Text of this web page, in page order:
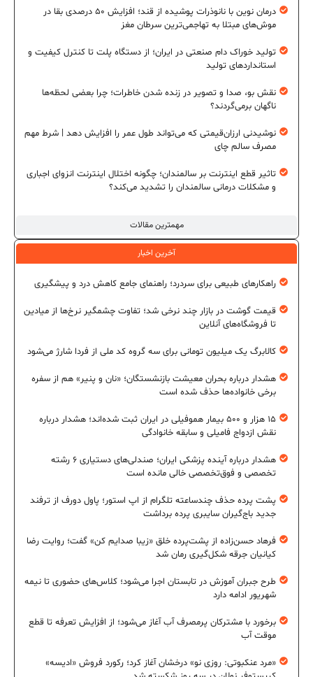
مهمترین مقالات
درمان نوین با نانوذرات پوشیده از قند؛ افزایش ۵۰ درصدی بقا در
موش‌های مبتلا به تهاجمی‌ترین سرطان مغز
تولید خوراک دام صنعتی در ایران؛ از دستگاه پلت تا کنترل کیفیت و
استانداردهای تولید
نقش بو، صدا و تصویر در زنده شدن خاطرات؛ چرا بعضی لحظه‌ها
ناگهان برمی‌گردند؟
نوشیدنی ارزان‌قیمتی که می‌تواند طول عمر را افزایش دهد | شرط مهم
مصرف سالم چای
تاثیر قطع اینترنت بر سالمندان؛ چگونه اختلال اینترنت انزوای اجباری
و مشکلات درمانی سالمندان را تشدید می‌کند؟
آخرین اخبار
راهکارهای طبیعی برای سردرد؛ راهنمای جامع کاهش درد و پیشگیری
قیمت گوشت در بازار چند نرخی شد؛ تفاوت چشمگیر نرخ‌ها از میادین
تا فروشگاه‌های آنلاین
کالابرگ یک میلیون تومانی برای سه گروه کد ملی از فردا شارژ می‌شود
هشدار درباره بحران معیشت بازنشستگان؛ «نان و پنیر» هم از سفره
برخی خانواده‌ها حذف شده است
۱۵ هزار و ۵۰۰ بیمار هموفیلی در ایران ثبت شده‌اند؛ هشدار درباره
نقش ازدواج فامیلی و سابقه خانوادگی
هشدار درباره آینده پزشکی ایران؛ صندلی‌های دستیاری ۶ رشته
تخصصی و فوق‌تخصصی خالی مانده است
پشت پرده حذف چندساعته تلگرام از اپ استور؛ پاول دورف از ترفند
جدید باج‌گیران سایبری پرده برداشت
فرهاد حسن‌زاده از پشت‌پرده خلق «زیبا صدایم کن» گفت؛ روایت رضا
کیانیان جرقه شکل‌گیری رمان شد
طرح جبران آموزش در تابستان اجرا می‌شود؛ کلاس‌های حضوری تا نیمه
شهریور ادامه دارد
برخورد با مشترکان پرمصرف آب آغاز می‌شود؛ از افزایش تعرفه تا قطع
موقت آب
«مرد عنکبوتی: روزی نو» درخشان آغاز کرد؛ رکورد فروش «ادیسه»